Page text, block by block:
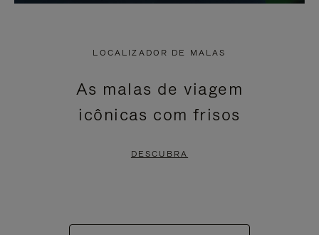
LOCALIZADOR DE MALAS
As malas de viagem
icônicas com frisos
DESCUBRA